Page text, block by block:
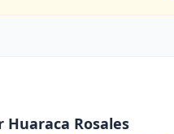
Huaraca Rosales